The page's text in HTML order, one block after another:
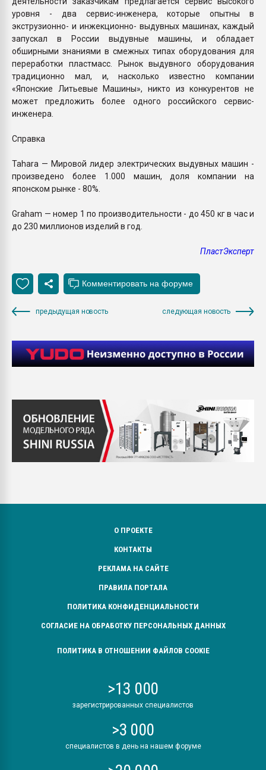
уровня - два сервис-инженера, которые опытны в
экструзионно- и инжекционно- выдувных машинах, каждый
запускал в России выдувные машины, и обладает
обширными знаниями в смежных типах оборудования для
переработки пластмасс. Рынок выдувного оборудования
традиционно мал, и, насколько известно компании
«Японские Литьевые Машины», никто из конкурентов не
может предложить более одного российского сервис-
инженера.
Справка
Tahara — Мировой лидер электрических выдувных машин -
произведено более 1.000 машин, доля компании на
японском рынке - 80%.
Graham — номер 1 по производительности - до 450 кг в час и
до 230 миллионов изделий в год.
ПластЭксперт
предыдущая новость следующая новость
О ПРОЕКТЕ
КОНТАКТЫ
РЕКЛАМА НА САЙТЕ
ПРАВИЛА ПОРТАЛА
ПОЛИТИКА КОНФИДЕНЦИАЛЬНОСТИ
СОГЛАСИЕ НА ОБРАБОТКУ ПЕРСОНАЛЬНЫХ ДАННЫХ
ПОЛИТИКА В ОТНОШЕНИИ ФАЙЛОВ COOKIE
>13 000
зарегистрированных специалистов
>3 000
специалистов в день на нашем форуме